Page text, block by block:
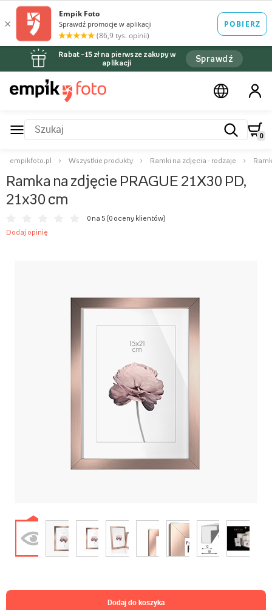
Rabat –15 zł na pierwsze zakupy w
aplikacji
Sprawdź
0
empikfoto.pl Wszystkie produkty Ramki na zdjęcia - rodzaje
Ramka na zdjęcie PRAGUE 21X30 PD,
21x30 cm
0 na 5 (0 oceny klientów)
Dodaj opinię
dodaj do koszyka